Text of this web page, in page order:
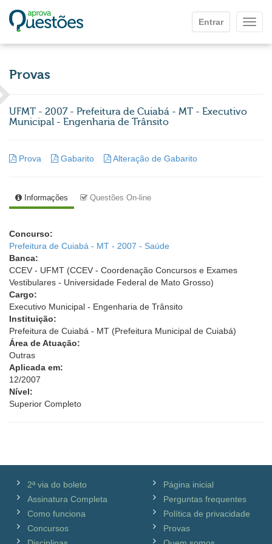
Entrar
Provas
UFMT - 2007 - Prefeitura de Cuiabá - MT - Executivo
Municipal - Engenharia de Trânsito
Prova Gabarito Alteração de Gabarito
Informações Questões On-line
Concurso:
Prefeitura de Cuiabá - MT - 2007 - Saúde
Banca:
CCEV - UFMT (CCEV - Coordenação Concursos e Exames
Vestibulares - Universidade Federal de Mato Grosso)
Cargo:
Executivo Municipal - Engenharia de Trânsito
Instituição:
Prefeitura de Cuiabá - MT (Prefeitura Municipal de Cuiabá)
Área de Atuação:
Outras
Aplicada em:
12/2007
Nível:
Superior Completo
2ª via do boleto
Assinatura Completa
Como funciona
Concursos
Página inicial
Perguntas frequentes
Política de privacidade
Provas